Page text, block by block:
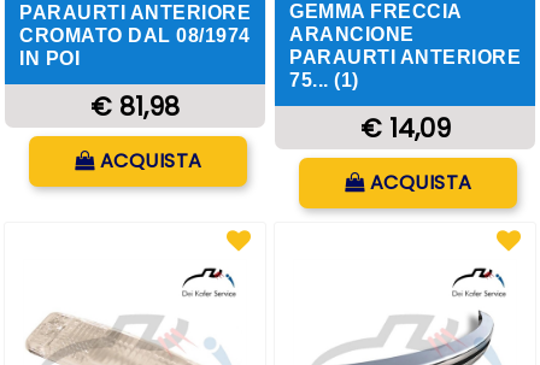
PARAURTI ANTERIORE
CROMATO DAL 08/1974
IN POI
€ 81,98
ACQUISTA
GEMMA FRECCIA
ARANCIONE
PARAURTI ANTERIORE
75... (1)
€ 14,09
Quantità
ACQUISTA